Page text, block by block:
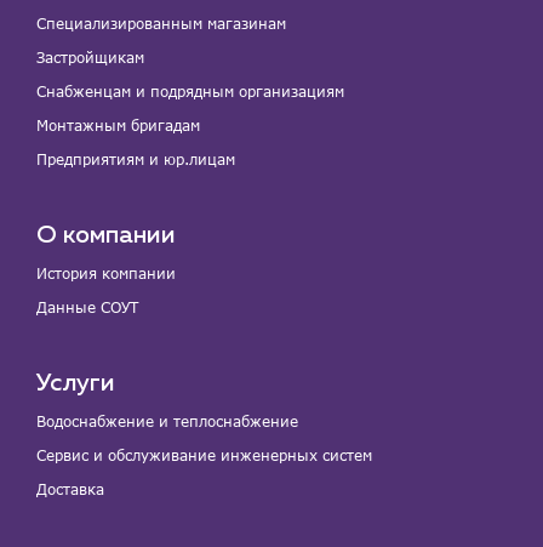
Специализированным магазинам
Застройщикам
Снабженцам и подрядным организациям
Монтажным бригадам
Предприятиям и юр.лицам
О компании
История компании
Данные СОУТ
Услуги
Водоснабжение и теплоснабжение
Сервис и обслуживание инженерных систем
Доставка